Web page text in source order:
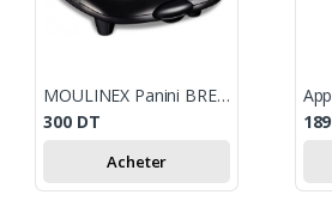
MOULINEX Panini BREAK TIME 3 EN 1 CROQUE/GAUFRE/GRILL
300 DT
Acheter
189